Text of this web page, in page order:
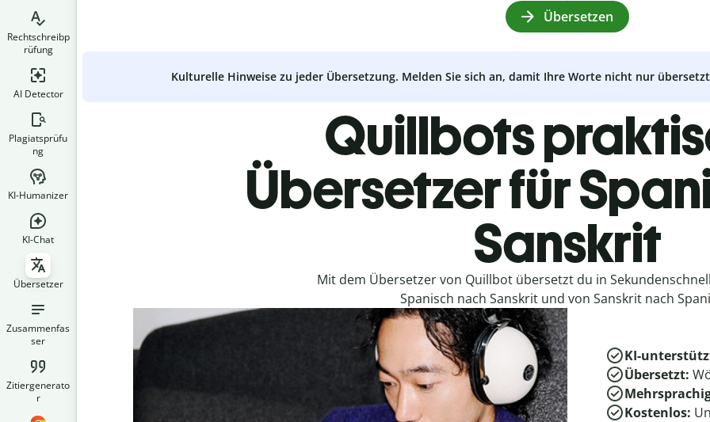
Rechtschreibp
rüfung
AI Detector
Plagiatsprüfu
ng
KI-Humanizer
KI-Chat
Übersetzer
Zusammenfas
ser
Zitiergenerato
r
Übersetzen
Kulturelle Hinweise zu jeder Übersetzung. Melden Sie sich an, damit Ihre Worte nicht nur
Quillbots
Übersetzer für
Sanskrit
Mit dem Übersetzer von Quillbot übersetzt du in
Spanisch nach Sanskrit und von Sanskrit nach
KI-
Übersetzt:
Kostenlos: